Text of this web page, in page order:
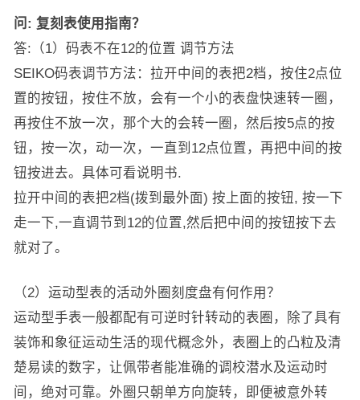
问: 复刻表使用指南？
答:（1）码表不在12的位置 调节方法
SEIKO码表调节方法：拉开中间的表把2档，按住2点位
置的按钮，按住不放，会有一个小的表盘快速转一圈，
再按住不放一次，那个大的会转一圈，然后按5点的按
钮，按一次，动一次，一直到12点位置，再把中间的按
钮按进去。具体可看说明书.
拉开中间的表把2档(拨到最外面) 按上面的按钮, 按一下
走一下,一直调节到12的位置,然后把中间的按钮按下去
就对了。
（2）运动型表的活动外圈刻度盘有何作用？
运动型手表一般都配有可逆时针转动的表圈，除了具有
装饰和象征运动生活的现代概念外，表圈上的凸粒及清
楚易读的数字，让佩带者能准确的调校潜水及运动时
间，绝对可靠。外圈只朝单方向旋转，即便被意外转